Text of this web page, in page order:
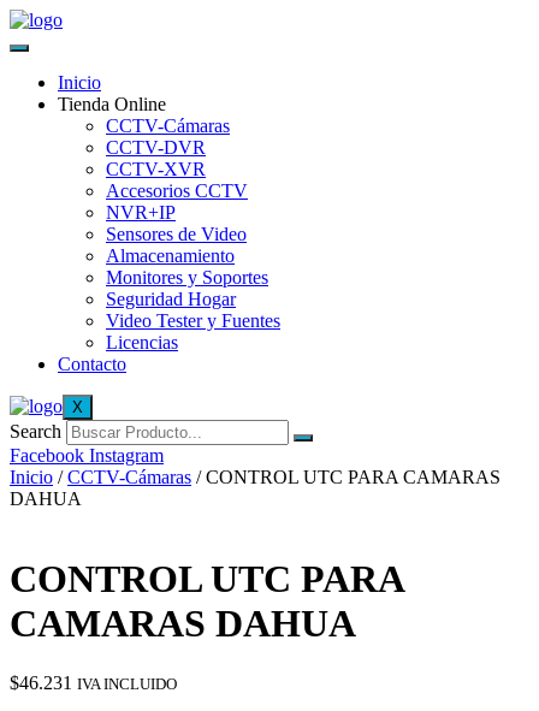
Inicio
Tienda Online
CCTV-Cámaras
CCTV-DVR
CCTV-XVR
Accesorios CCTV
NVR+IP
Sensores de Video
Almacenamiento
Monitores y Soportes
Seguridad Hogar
Video Tester y Fuentes
Licencias
Contacto
X
Search
Facebook Instagram
Inicio /CCTV-Cámaras / CONTROL UTC PARA CAMARAS
DAHUA
CONTROL UTC PARA
CAMARAS DAHUA
$46.231 IVA INCLUIDO